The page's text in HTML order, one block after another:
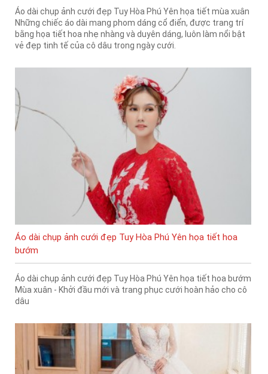
Áo dài chụp ảnh cưới đẹp Tuy Hòa Phú Yên họa tiết mùa xuân
Những chiếc áo dài mang phom dáng cổ điển, được trang trí
bằng họa tiết hoa nhẹ nhàng và duyên dáng, luôn làm nổi bật
vẻ đẹp tinh tế của cô dâu trong ngày cưới.
Áo dài chụp ảnh cưới đẹp Tuy Hòa Phú Yên họa tiết hoa
bướm
Áo dài chụp ảnh cưới đẹp Tuy Hòa Phú Yên họa tiết hoa bướm
Mùa xuân - Khởi đầu mới và trang phục cưới hoàn hảo cho cô
dâu